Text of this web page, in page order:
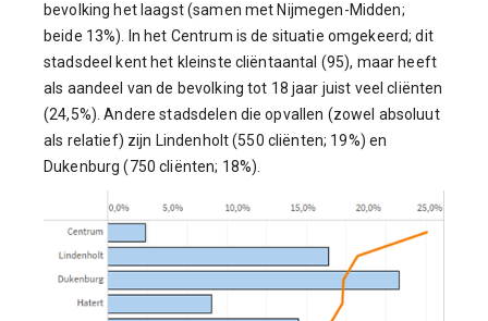
bevolking het laagst (samen met Nijmegen-Midden;
beide 13%). In het Centrum is de situatie omgekeerd; dit
stadsdeel kent het kleinste cliëntaantal (95), maar heeft
als aandeel van de bevolking tot 18 jaar juist veel cliënten
(24,5%). Andere stadsdelen die opvallen (zowel absoluut
als relatief) zijn Lindenholt (550 cliënten; 19%) en
Dukenburg (750 cliënten; 18%).